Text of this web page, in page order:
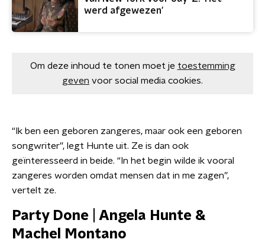
werd afgewezen'
Om deze inhoud te tonen moet je toestemming
geven voor social media cookies.
“Ik ben een geboren zangeres, maar ook een geboren
songwriter”, legt Hunte uit. Ze is dan ook
geïnteresseerd in beide. “In het begin wilde ik vooral
zangeres worden omdat mensen dat in me zagen”,
vertelt ze.
Party Done | Angela Hunte &
Machel Montano